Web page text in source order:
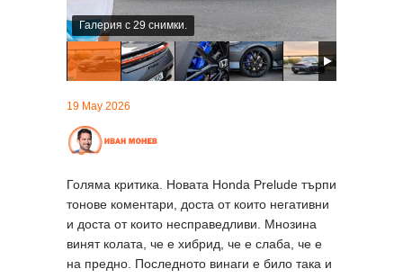
Галерия с 29 снимки.
19 May 2026
Голяма критика. Новата Honda Prelude търпи
тонове коментари, доста от които негативни
и доста от които несправедливи. Мнозина
винят колата, че е хибрид, че е слаба, че е
на предно. Последното винаги е било така и